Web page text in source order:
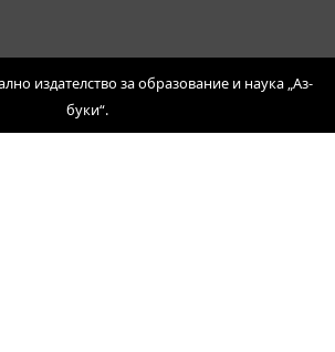
издателство за образование и наука „Аз-
буки“.